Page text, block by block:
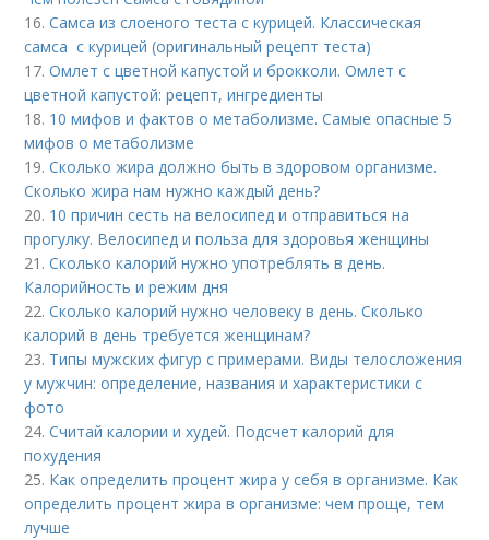
16.Самса из слоеного теста с курицей. Классическая
самса с курицей (оригинальный рецепт теста)
17.Омлет с цветной капустой и брокколи. Омлет с
цветной капустой: рецепт, ингредиенты
18. 10 мифов и фактов о метаболизме. Самые опасные 5
мифов о метаболизме
19.Сколько жира должно быть в здоровом организме.
Сколько жира нам нужно каждый день?
20. 10 причин сесть на велосипед и отправиться на
прогулку. Велосипед и польза для здоровья женщины
21.Сколько калорий нужно употреблять в день.
Калорийность и режим дня
22.Сколько калорий нужно человеку в день. Сколько
калорий в день требуется женщинам?
23. Типы мужских фигур с примерами. Виды телосложения
у мужчин: определение, названия и характеристики с
фото
24.Считай калории и худей. Подсчет калорий для
похудения
25. Как определить процент жира у себя в организме. Как
определить процент жира в организме: чем проще, тем
лучше